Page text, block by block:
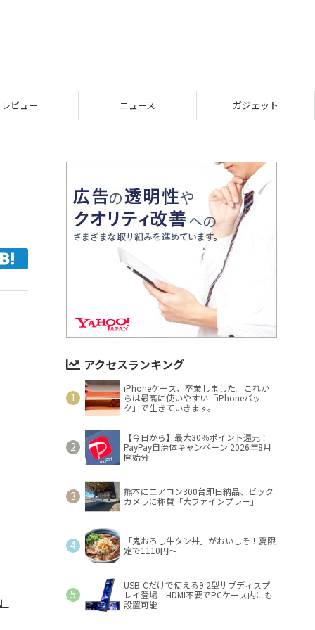
レビュー ニュース ガジェット
アクセスランキング
iPhoneケース、卒業しました。これか
らは最高に使いやすい「iPhoneバッ
ク」で生きていきます。
【今日から】最大30％ポイント還元！
PayPay自治体キャンペーン 2026年8月
開始分
熊本にエアコン300台即日納品、ビック
カメラに称賛「大ファインプレー」
「鬼おろし牛タン丼」がおいしそ！夏限
定で1110円～
USB-Cだけで使える9.2型サブディスプ
レイ登場 HDMI不要でPCケース内にも
設置可能